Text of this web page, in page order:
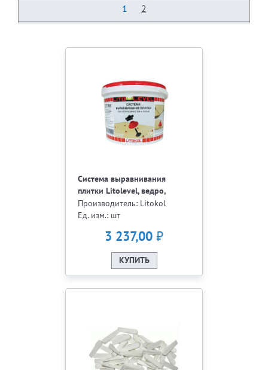
1 2
Система выравнивания
плитки Litolevel, ведро,
150шт
Производитель: Litokol
Ед. изм.: шт
3 237,00 ₽
КУПИТЬ